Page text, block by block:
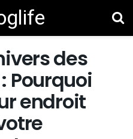
des
Pourquoi
endroit